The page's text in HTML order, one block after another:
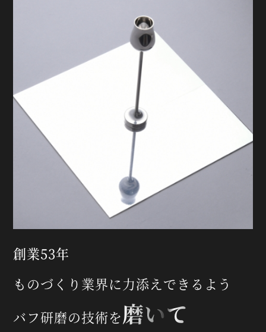
創業53年
ものづくり業界に力添えできるよう
バフ研磨の技術を磨いて